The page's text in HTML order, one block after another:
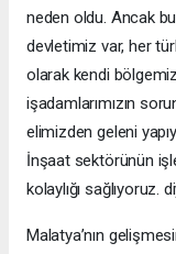
neden oldu. Ancak
devletimiz var, her
olarak kendi
işadamlarımızın
elimizden geleni
İnşaat sektörünün
kolaylığı sağlıyoruz.
Malatya’nın